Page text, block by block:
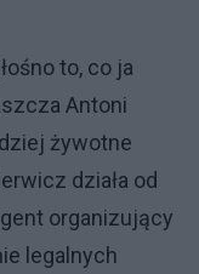
to, co ja
Antoni
żywotne
działa od
organizujący
legalnych